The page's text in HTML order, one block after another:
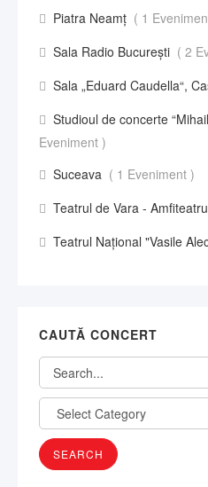
Piatra Neamț ( 1
Sala Radio București ( 2
Sala „Eduard Caudella“,
Studioul de concerte
Eveniment )
Suceava ( 1 Eveniment )
Teatrul de Vara -
Teatrul Național "Vasile
CAUTĂ CONCERT